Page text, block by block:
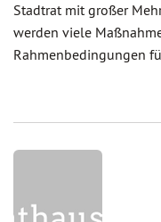
Stadtrat mit großer
werden viele
Rahmenbedingungen